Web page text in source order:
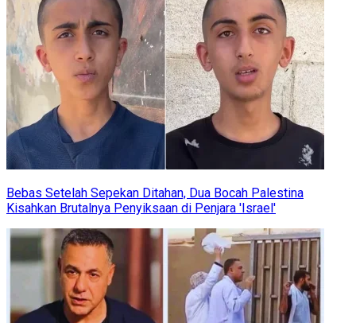
Bebas Setelah Sepekan Ditahan, Dua Bocah Palestina
Kisahkan Brutalnya Penyiksaan di Penjara 'Israel'